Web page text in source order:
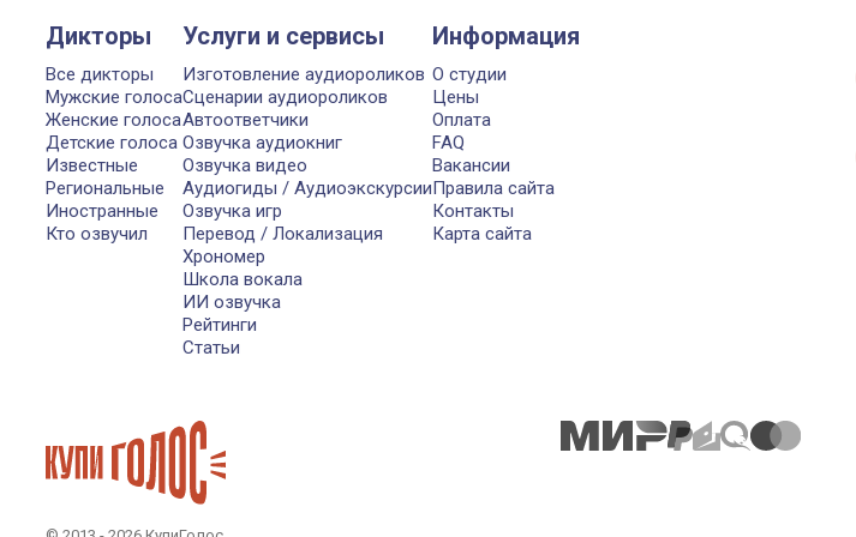
Дикторы
Все дикторы
Мужские голоса
Женские голоса
Детские голоса
Известные
Региональные
Иностранные
Кто озвучил
Услуги и сервисы
Изготовление аудиороликов
Сценарии аудиороликов
Автоответчики
Озвучка аудиокниг
Озвучка видео
Аудиогиды / Аудиоэкскурсии
Озвучка игр
Перевод / Локализация
Хрономер
Школа вокала
ИИ озвучка
Рейтинги
Статьи
Информация
О студии
Цены
Оплата
FAQ
Вакансии
Правила сайта
Контакты
Карта сайта